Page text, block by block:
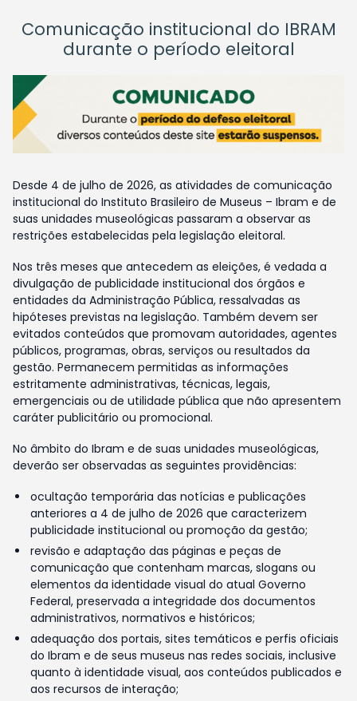
Comunicação institucional do IBRAM
durante o período eleitoral
Desde 4 de julho de 2026, as atividades de comunicação
institucional do Instituto Brasileiro de Museus – Ibram e de
suas unidades museológicas passaram a observar as
restrições estabelecidas pela legislação eleitoral.
Nos três meses que antecedem as eleições, é vedada a
divulgação de publicidade institucional dos órgãos e
entidades da Administração Pública, ressalvadas as
hipóteses previstas na legislação. Também devem ser
evitados conteúdos que promovam autoridades, agentes
públicos, programas, obras, serviços ou resultados da
gestão. Permanecem permitidas as informações
estritamente administrativas, técnicas, legais,
emergenciais ou de utilidade pública que não apresentem
caráter publicitário ou promocional.
No âmbito do Ibram e de suas unidades museológicas,
deverão ser observadas as seguintes providências:
ocultação temporária das notícias e publicações
anteriores a 4 de julho de 2026 que caracterizem
publicidade institucional ou promoção da gestão;
revisão e adaptação das páginas e peças de
comunicação que contenham marcas, slogans ou
elementos da identidade visual do atual Governo
Federal, preservada a integridade dos documentos
administrativos, normativos e históricos;
adequação dos portais, sites temáticos e perfis oficiais
do Ibram e de seus museus nas redes sociais, inclusive
quanto à identidade visual, aos conteúdos publicados e
aos recursos de interação;